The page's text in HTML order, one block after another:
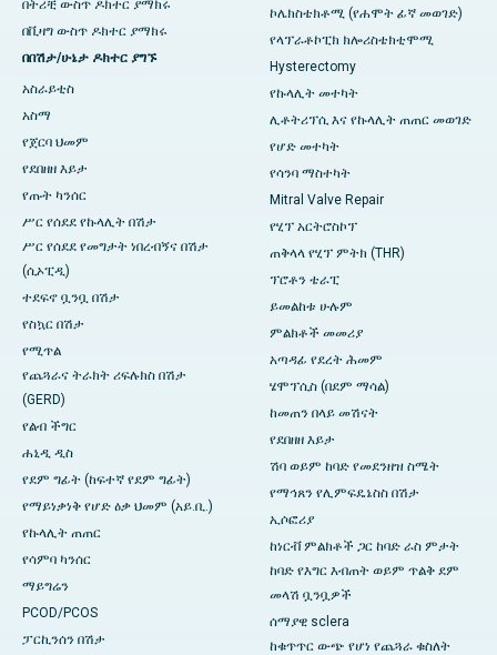
በትሪቺ ውስጥ ዶክተር ያማክሩ
በቪዛግ ውስጥ ዶክተር ያማክሩ
በበሽታ/ሁኔታ ዶክተር ያግኙ
አስራይቲስ
አስማ
የጀርባ ህመም
የደበዘዘ እይታ
የጡት ካንሰር
ሥር የሰደደ የኩላሊት በሽታ
ሥር የሰደደ የመግታት ነበረብኝና በሽታ
(ሲኦፒዲ)
ተደፍኖ ቧንቧ በሽታ
የስኳር በሽታ
የሚጥል
የጨጓራና ትራክት ሪፍሉክስ በሽታ
(GERD)
የልብ ችግር
ሐኒዲ ዲስ
የደም ግፊት (ከፍተኛ የደም ግፊት)
የማይነቃነቅ የሆድ ዕቃ ህመም (አይ.ቢ.)
የኩላሊት ጠጠር
የሳምባ ካንሰር
ማይግሬን
PCOD/PCOS
ፓርኪንሰን በሽታ
ኮሌክስቴክቶሚ (የሐሞት ፊኛ መወገድ)
የላፕራቶኮፒክ ክሎሪስቴክቲሞሚ
Hysterectomy
የኩላሊት መተካት
ሊቶትሪፕሲ እና የኩላሊት ጠጠር መወገድ
የሆድ መተካት
የሳንባ ማስተካት
Mitral Valve Repair
የሂፕ አርትሮስኮፕ
ጠቅላላ የሂፕ ምትክ (THR)
ፕሮቶን ቴራፒ
ይመልከቱ ሁሉም
ምልክቶች መመሪያ
አጣዳፊ የደረት ሕመም
ሄሞፕሲስ (በደም ማሳል)
ከመጠን በላይ መሽናት
የደበዘዘ እይታ
ሽባ ወይም ከባድ የመደንዘዝ ስሜት
የማኅጸን የሊምፍዴኔስስ በሽታ
ኢሶፎሪያ
ከነርቭ ምልክቶች ጋር ከባድ ራስ ምታት
ከባድ የእግር እብጠት ወይም ጥልቅ ደም
መላሽ ቧንቧዎች
ሰማያዊ sclera
ከቁጥጥር ውጭ የሆነ የጨጓራ ​​​​ቁስለት